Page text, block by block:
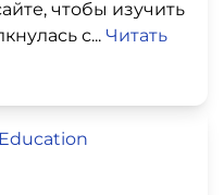
чтобы изучить
с... Читать